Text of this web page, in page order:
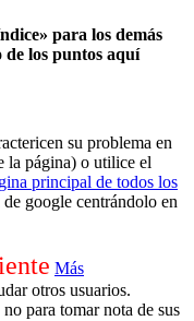
para los demás
de los puntos aquí
su problema en
la página) o utilice el
principal de todos los
google centrándolo en
Más
otros usuarios.
para tomar nota de sus